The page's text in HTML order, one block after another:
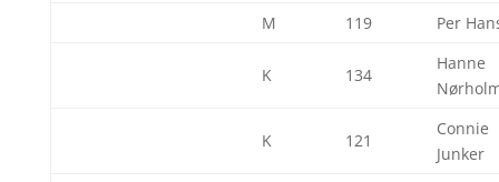
M 119 Per
K 134
Hanne
K 121
Connie
Junker